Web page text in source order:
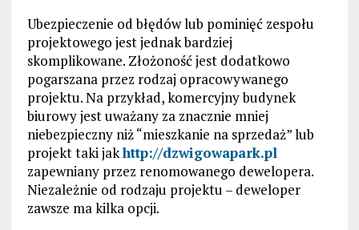
Ubezpieczenie od błędów lub pominięć zespołu
projektowego jest jednak bardziej
skomplikowane. Złożoność jest dodatkowo
pogarszana przez rodzaj opracowywanego
projektu. Na przykład, komercyjny budynek
biurowy jest uważany za znacznie mniej
niebezpieczny niż “mieszkanie na sprzedaż” lub
projekt taki jakhttp://dzwigowapark.pl
zapewniany przez renomowanego dewelopera.
Niezależnie od rodzaju projektu – deweloper
zawsze ma kilka opcji.